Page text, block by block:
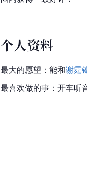
个人资料
最大的愿望：能和谢霆
最喜欢做的事：开车听